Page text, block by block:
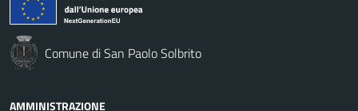
Comune di San Paolo Solbrito
AMMINISTRAZIONE